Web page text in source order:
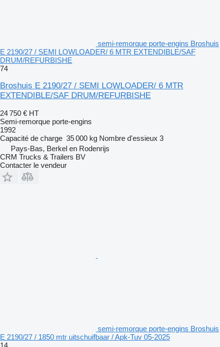
semi-remorque porte-engins Broshuis
E 2190/27 / SEMI LOWLOADER/ 6 MTR EXTENDIBLE/SAF
DRUM/REFURBISHE
74
Broshuis E 2190/27 / SEMI LOWLOADER/ 6 MTR
EXTENDIBLE/SAF DRUM/REFURBISHE
24 750 € HT
Semi-remorque porte-engins
1992
Capacité de charge 35 000 kg Nombre d'essieux 3
Pays-Bas, Berkel en Rodenrijs
CRM Trucks & Trailers BV
Contacter le vendeur
semi-remorque porte-engins Broshuis
E 2190/27 / 1850 mtr uitschuifbaar / Apk-Tuv 05-2025
14